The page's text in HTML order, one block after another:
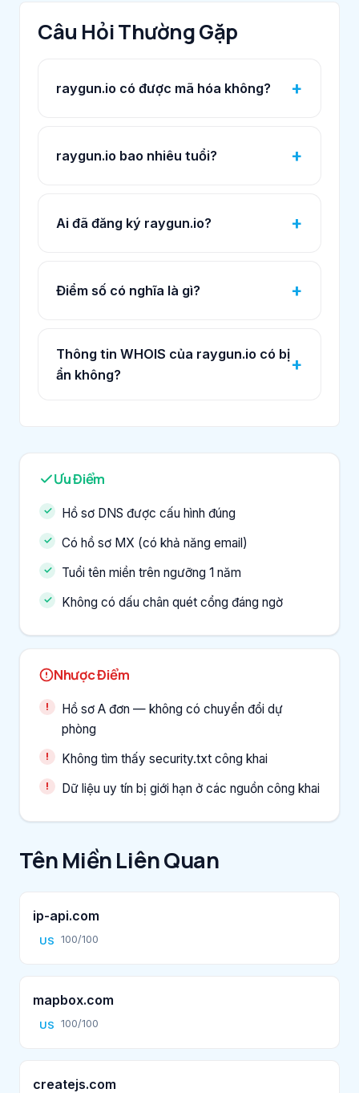
Câu Hỏi Thường Gặp
raygun.io có được mã hóa không?
raygun.io bao nhiêu tuổi?
Ai đã đăng ký raygun.io?
Điểm số có nghĩa là gì?
Thông tin WHOIS của raygun.io có bị
ẩn không?
Ưu Điểm
Hồ sơ DNS được cấu hình đúng
Có hồ sơ MX (có khả năng email)
Tuổi tên miền trên ngưỡng 1 năm
Không có dấu chân quét cổng đáng ngờ
Nhược Điểm
Hồ sơ A đơn — không có chuyển đổi dự
phòng
Không tìm thấy security.txt công khai
Dữ liệu uy tín bị giới hạn ở các nguồn công khai
Tên Miền Liên Quan
ip-api.com
US 100/100
mapbox.com
US 100/100
createjs.com